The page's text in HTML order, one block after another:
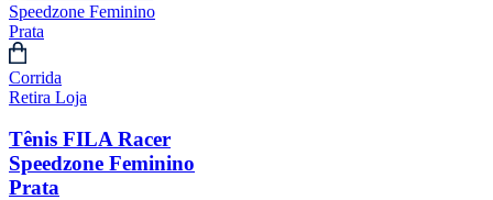
Corrida
Retira Loja
Tênis FILA Racer
Speedzone Feminino
Prata